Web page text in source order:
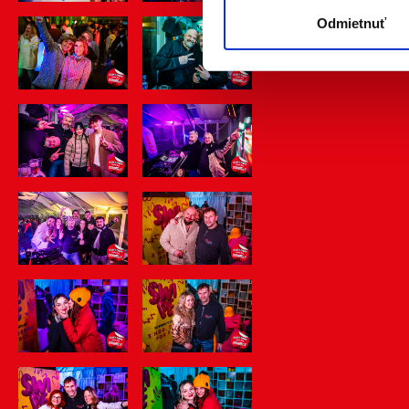
súhlasu nemá vplyv na
Odmietnuť